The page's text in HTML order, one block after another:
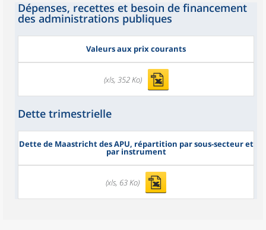
Dépenses, recettes et besoin de financement
des administrations publiques
Valeurs aux prix courants
(xls, 352 Ko)
Dette trimestrielle
Dette de Maastricht des APU, répartition par sous-secteur et
par instrument
(xls, 63 Ko)